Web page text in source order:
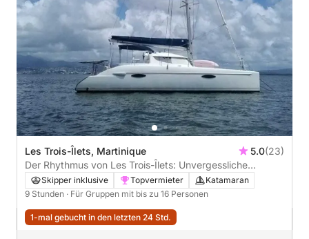
Les Trois-Îlets, Martinique 5.0(23)
Der Rhythmus von Les Trois-Îlets: Unvergessliche
Momente auf einem Katamaran
Skipper inklusive Topvermieter
Katamaran
9 Stunden · Für Gruppen mit bis zu 16 Personen
1-mal gebucht in den letzten 24 Std.